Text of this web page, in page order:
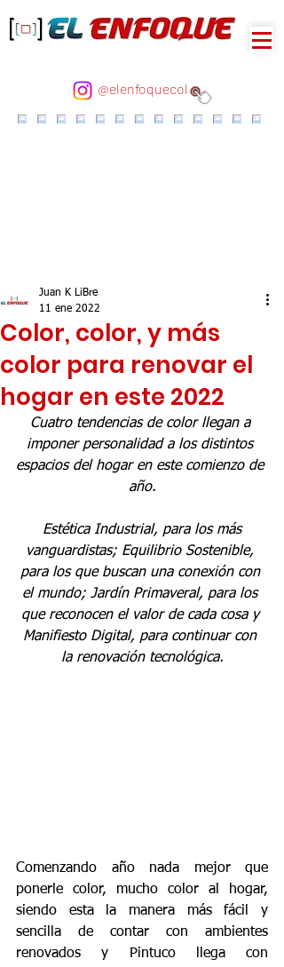
@elenfoquecol
Color, color, y más
color para renovar el
hogar en este 2022
Juan K LiBre
11 ene 2022
Cuatro tendencias de color llegan a
imponer personalidad a los distintos
espacios del hogar en este comienzo de
año.
vanguardistas; Equilibrio Sostenible,
para los que buscan una conexión con
el mundo; Jardín Primaveral, para los
que reconocen el valor de cada cosa y
Manifiesto Digital, para continuar con
la renovación tecnológica.
Comenzando año nada mejor que
ponerle color, mucho color al hogar,
siendo esta la manera más fácil y
sencilla de contar con ambientes
renovados y Pintuco llega con